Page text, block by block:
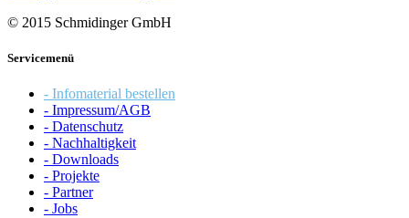
© 2015 Schmidinger GmbH
Servicemenü
- Infomaterial bestellen
- Impressum/AGB
- Datenschutz
- Nachhaltigkeit
- Downloads
- Projekte
- Partner
- Jobs